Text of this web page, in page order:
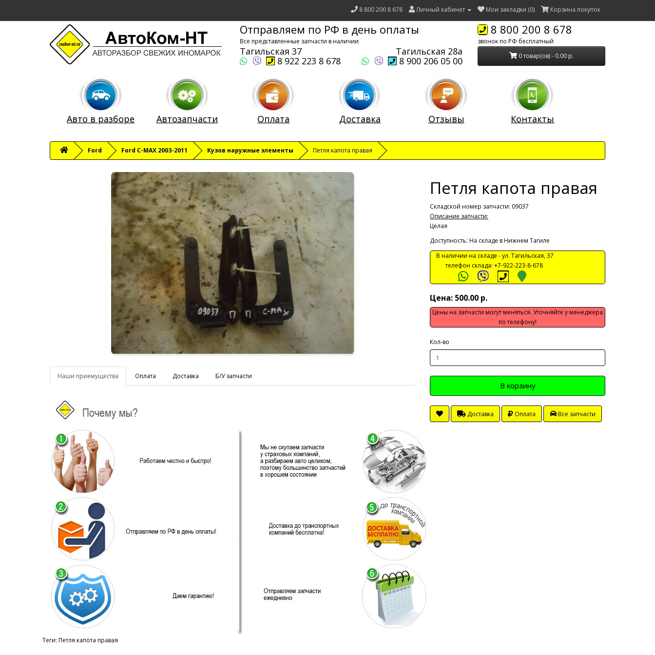
8 800 200 8 678 Личный кабинет Мои закладки (0) Корзина покупок
Отправляем по РФ в день оплаты
Все представленные запчасти в наличии
Тагильская 37
Тагильская 28а
8 922 223 8 678
8 900 206 05 00
8 800 200 8 678
звонок по РФ бесплатный
0 товар(ов) - 0.00 р.
Авто в разборе Автозапчасти Оплата Доставка Отзывы Контакты
Ford Ford C-MAX 2003-2011 Кузов наружные элементы Петля капота правая
Наши приемущества Оплата Доставка Б/У запчасти
Петля капота правая
Складской номер запчасти: 09037
Описание запчасти:
Целая
Доступность: На складе в Нижнем Тагиле
В наличии на складе -ул. Тагильская, 37
телефон склада: +7-922-223-8-678
Цена: 500.00 р.
Цены на запчасти могут меняться. Уточняйте у менеджера
по телефону!
Кол-во
В корзину
Доставка Оплата Все запчасти
Теги: Петля капота правая